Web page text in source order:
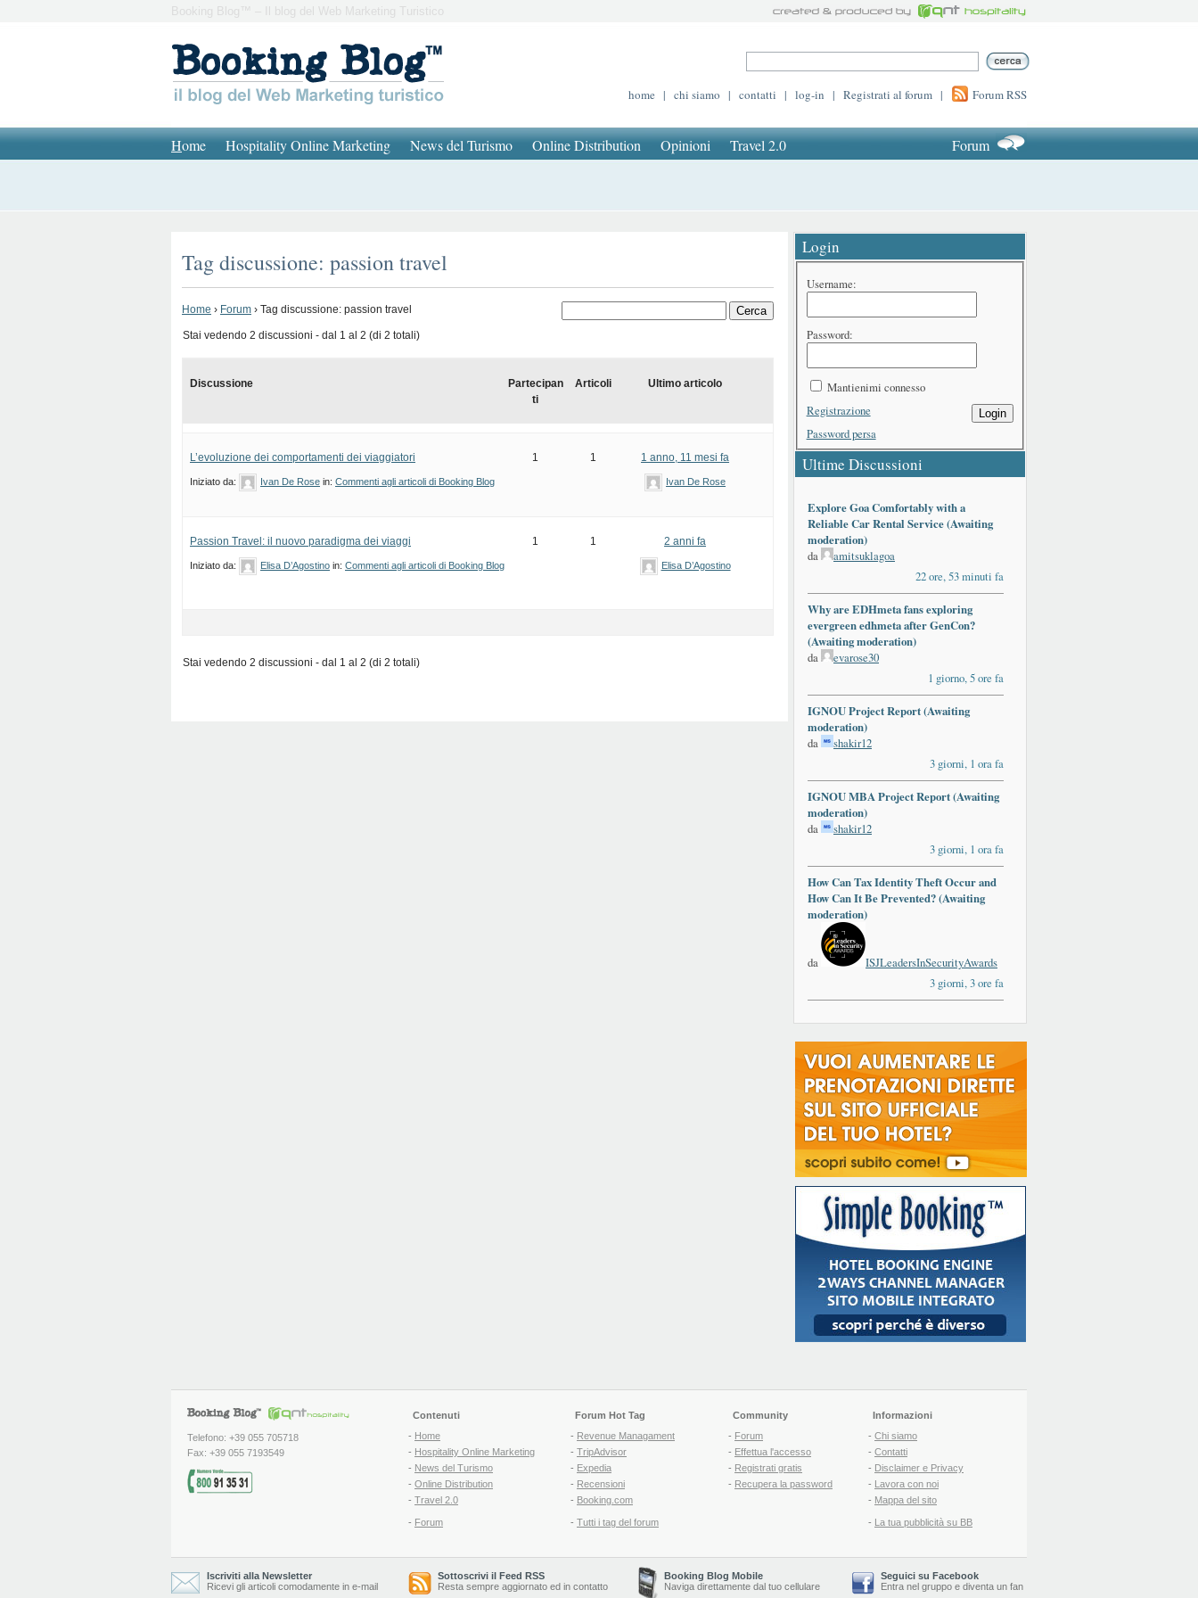
Booking Blog™ – Il blog del Web Marketing Turistico
home | chi siamo | contatti | log-in | Registrati al forum | Forum RSS
Home Hospitality Online Marketing News del Turismo Online Distribution Opinioni Travel 2.0 Forum
Tag discussione: passion travel
Home › Forum › Tag discussione: passion travel
Stai vedendo 2 discussioni - dal 1 al 2 (di 2 totali)
Discussione
Partecipan
ti
Articoli Ultimo articolo
L’evoluzione dei comportamenti dei viaggiatori
Iniziato da: Ivan De Rose in: Commenti agli articoli di Booking Blog
1 1 1 anno, 11 mesi fa
Ivan De Rose
Passion Travel: il nuovo paradigma dei viaggi
Iniziato da: Elisa D’Agostino in: Commenti agli articoli di Booking Blog
1 1 2 anni fa
Elisa D’Agostino
Stai vedendo 2 discussioni - dal 1 al 2 (di 2 totali)
Login
Username:
Password:
Mantienimi connesso
Login
Registrazione
Password persa
Ultime Discussioni
Explore Goa Comfortably with a
Reliable Car Rental Service (Awaiting
moderation)
da
amitsuklagoa
22 ore, 53 minuti fa
Why are EDHmeta fans exploring
evergreen edhmeta after GenCon?
(Awaiting moderation)
da
evarose30
1 giorno, 5 ore fa
IGNOU Project Report (Awaiting
moderation)
da
shakir12
3 giorni, 1 ora fa
IGNOU MBA Project Report (Awaiting
moderation)
da
shakir12
3 giorni, 1 ora fa
How Can Tax Identity Theft Occur and
How Can It Be Prevented? (Awaiting
moderation)
da
ISJLeadersInSecurityAwards
3 giorni, 3 ore fa
Telefono: +39 055 705718
Fax: +39 055 7193549
Contenuti
- Home
- Hospitality Online Marketing
- News del Turismo
- Online Distribution
- Travel 2.0
- Forum
Forum Hot Tag
- Revenue Managament
- TripAdvisor
- Expedia
- Recensioni
- Booking.com
- Tutti i tag del forum
Community
- Forum
- Effettua l'accesso
- Registrati gratis
- Recupera la password
Informazioni
- Chi siamo
- Contatti
- Disclaimer e Privacy
- Lavora con noi
- Mappa del sito
- La tua pubblicità su BB
Iscriviti alla Newsletter
Ricevi gli articoli comodamente in e-mail
Sottoscrivi il Feed RSS
Resta sempre aggiornato ed in contatto
Booking Blog Mobile
Naviga direttamente dal tuo cellulare
Seguici su Facebook
Entra nel gruppo e diventa un fan